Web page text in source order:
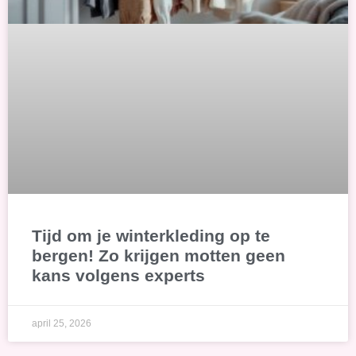
Tijd om je winterkleding op te
bergen! Zo krijgen motten geen
kans volgens experts
april 25, 2026